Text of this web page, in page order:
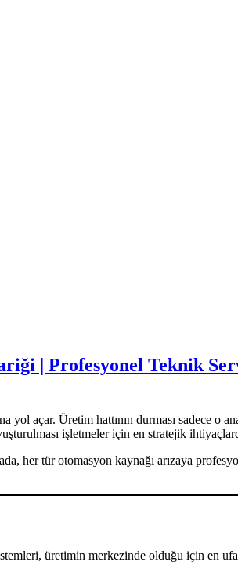
| Profesyonel Teknik
yol açar. Üretim hattının durması sadece o
işletmeler için en stratejik
her tür otomasyon kaynağı arızaya
üretimin merkezinde olduğu için en